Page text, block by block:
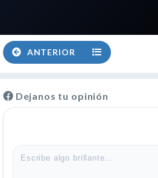
ANTERIOR
Dejanos tu opinión